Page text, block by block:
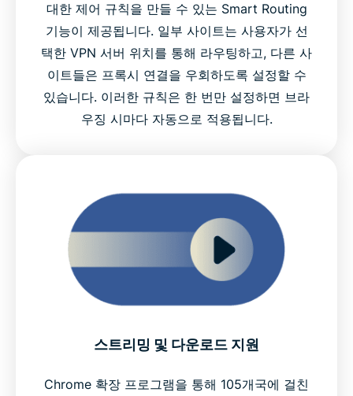
대한 제어 규칙을 만들 수 있는 Smart Routing
기능이 제공됩니다. 일부 사이트는 사용자가 선
택한 VPN 서버 위치를 통해 라우팅하고, 다른 사
이트들은 프록시 연결을 우회하도록 설정할 수
있습니다. 이러한 규칙은 한 번만 설정하면 브라
우징 시마다 자동으로 적용됩니다.
스트리밍 및 다운로드 지원
Chrome 확장 프로그램을 통해 105개국에 걸친